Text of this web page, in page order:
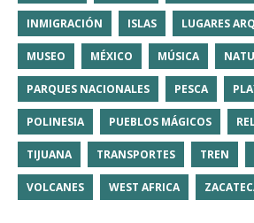
INMIGRACIÓN ISLAS LUGARES
MUSEO MÉXICO MÚSICA
PARQUES NACIONALES PESCA
POLINESIA PUEBLOS MÁGICOS
TIJUANA TRANSPORTES TREN
VOLCANES WEST AFRICA